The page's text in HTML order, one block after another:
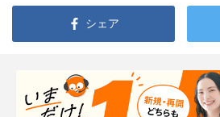
シェア